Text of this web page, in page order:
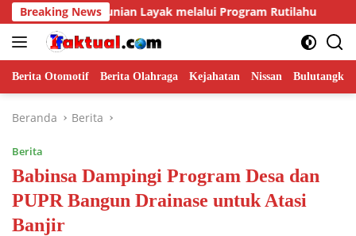
Langsung
ke
konten
Breaking News
Hunian Layak melalui Program Rutilahu
Berita Otomotif Berita Olahraga Kejahatan Nissan Bulutangkis
Beranda Berita
Berita
Babinsa Dampingi Program Desa dan
PUPR Bangun Drainase untuk Atasi
Banjir